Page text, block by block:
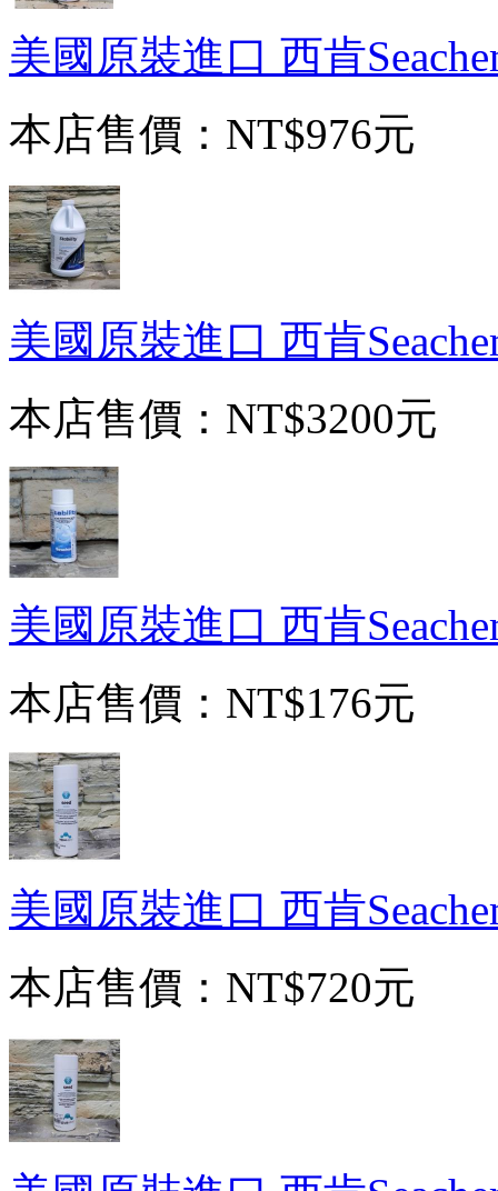
美國原裝進口 西肯
本店售價： NT$976元
美國原裝進口 西肯
本店售價： NT$3200元
美國原裝進口 西肯
本店售價： NT$176元
美國原裝進口 西肯
本店售價： NT$720元